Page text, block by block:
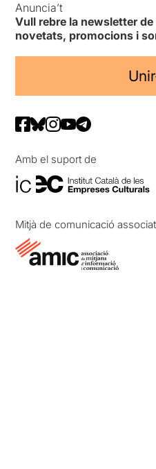
Anuncia’t
Vull rebre la newsletter
novetats, promocions i
Amb el suport de
Mitjà de comunicació